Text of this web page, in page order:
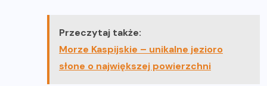
Przeczytaj także:
Morze Kaspijskie – unikalne jezioro
słone o największej powierzchni